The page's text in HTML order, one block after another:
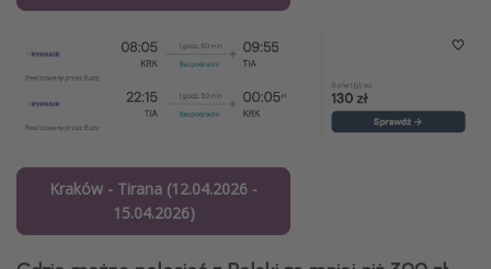
Kraków - Tirana (12.04.2026 -
15.04.2026)